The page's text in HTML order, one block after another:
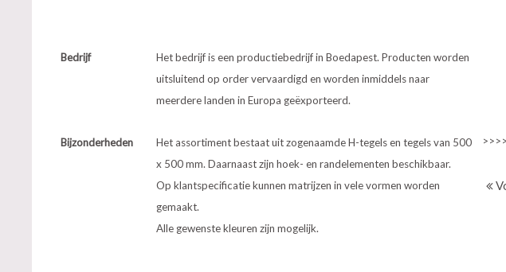
Bedrijf
Het bedrijf is een productiebedrijf in Boedapest. Producten worden
uitsluitend op order vervaardigd en worden inmiddels naar
meerdere landen in Europa geëxporteerd.
Bijzonderheden
Het assortiment bestaat uit zogenaamde H-tegels en tegels van 500
x 500 mm. Daarnaast zijn hoek- en randelementen beschikbaar.
Op klantspecificatie kunnen matrijzen in vele vormen worden
gemaakt.
Alle gewenste kleuren zijn mogelijk.